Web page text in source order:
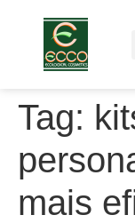
Tag:
mais